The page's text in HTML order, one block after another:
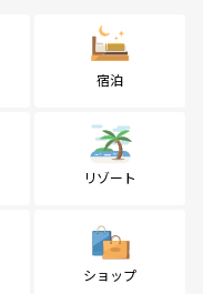
宿泊
リゾート
ショップ